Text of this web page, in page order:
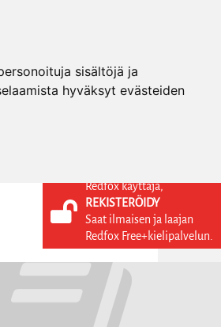
sisältöjä ja
hyväksyt evästeiden
KIRJAUDU SISÄÄN
REKISTERÖIDY
Redfox käyttäjä,
REKISTERÖIDY
Saat ilmaisen ja laajan
Redfox Free+kielipalvelun.